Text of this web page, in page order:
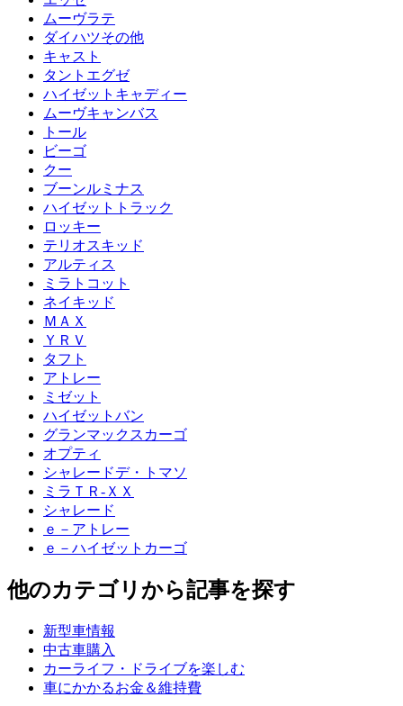
ムーヴラテ
ダイハツその他
キャスト
タントエグゼ
ハイゼットキャディー
ムーヴキャンバス
トール
ビーゴ
クー
ブーンルミナス
ハイゼットトラック
ロッキー
テリオスキッド
アルティス
ミラトコット
ネイキッド
ＭＡＸ
ＹＲＶ
タフト
アトレー
ミゼット
ハイゼットバン
グランマックスカーゴ
オプティ
シャレードデ・トマソ
ミラＴＲ-ＸＸ
シャレード
ｅ－アトレー
ｅ－ハイゼットカーゴ
他のカテゴリから記事を探す
新型車情報
中古車購入
カーライフ・ドライブを楽しむ
車にかかるお金＆維持費